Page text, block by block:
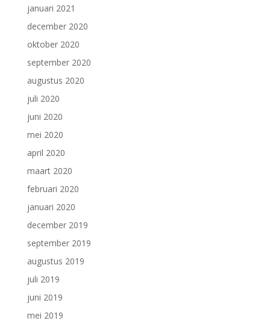
januari 2021
december 2020
oktober 2020
september 2020
augustus 2020
juli 2020
juni 2020
mei 2020
april 2020
maart 2020
februari 2020
januari 2020
december 2019
september 2019
augustus 2019
juli 2019
juni 2019
mei 2019